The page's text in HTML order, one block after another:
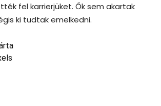
fel karrierjüket. Ők sem akartak
ki tudtak emelkedni.